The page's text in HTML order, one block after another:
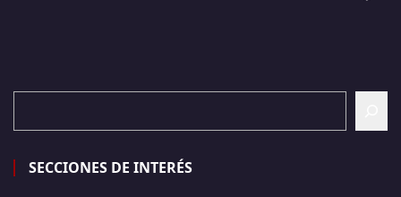
SECCIONES DE INTERÉS